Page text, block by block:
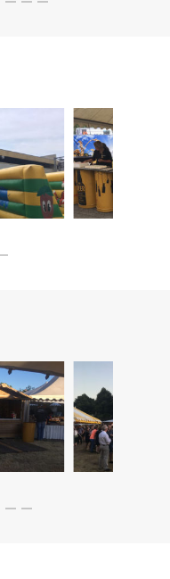
HOME
OVER ONS
IMPRESSIES
PARTICULIERE FEESTEN
MEMORABEL AFSCHEID
PRODUCTSHEETS